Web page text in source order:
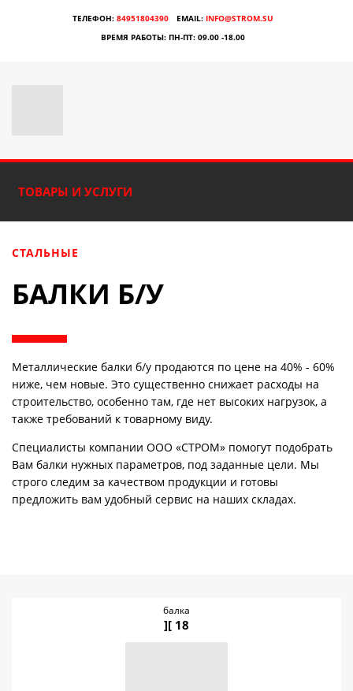
ТЕЛЕФОН: 84951804390 EMAIL: INFO@STROM.SU
ВРЕМЯ РАБОТЫ: ПН-ПТ: 09.00 -18.00
ТОВАРЫ И УСЛУГИ
СТАЛЬНЫЕ
БАЛКИ Б/У
Металлические балки б/у продаются по цене на 40% - 60%
ниже, чем новые. Это существенно снижает расходы на
строительство, особенно там, где нет высоких нагрузок, а
также требований к товарному виду.
Специалисты компании ООО «СТРОМ» помогут подобрать
Вам балки нужных параметров, под заданные цели. Мы
строго следим за качеством продукции и готовы
предложить вам удобный сервис на наших складах.
балка
][ 18